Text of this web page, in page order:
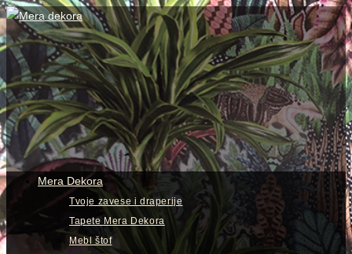
Skip
to
content
View
website
Menu
Mera Dekora
Tvoje zavese i draperije
Tapete Mera Dekora
Mebl štof